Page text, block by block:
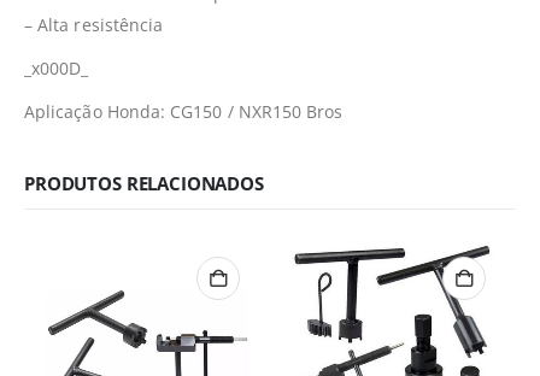
– Alta resistência
_x000D_
Aplicação Honda: CG150 / NXR150 Bros
PRODUTOS RELACIONADOS